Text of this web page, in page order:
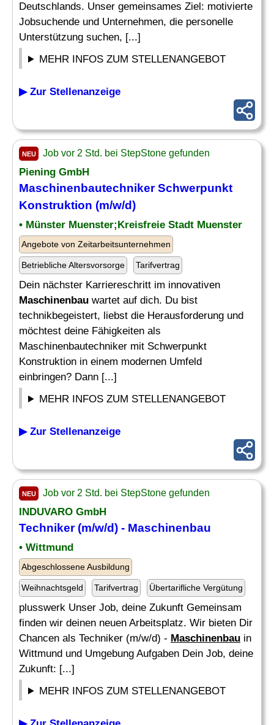
Deutschlands. Unser gemeinsames Ziel: motivierte
Jobsuchende und Unternehmen, die personelle
Unterstützung suchen, [...]
MEHR INFOS ZUM STELLENANGEBOT
▶ Zur Stellenanzeige
NEU Job vor 2 Std. bei StepStone gefunden
Piening GmbH
Maschinenbautechniker Schwerpunkt
Konstruktion (m/w/d)
• Münster Muenster;Kreisfreie Stadt Muenster
Angebote von Zeitarbeitsunternehmen
Betriebliche Altersvorsorge Tarifvertrag
Dein nächster Karriereschritt im innovativen
Maschinenbau wartet auf dich. Du bist
technikbegeistert, liebst die Herausforderung und
möchtest deine Fähigkeiten als
Maschinenbautechniker mit Schwerpunkt
Konstruktion in einem modernen Umfeld
einbringen? Dann [...]
MEHR INFOS ZUM STELLENANGEBOT
▶ Zur Stellenanzeige
NEU Job vor 2 Std. bei StepStone gefunden
INDUVARO GmbH
Techniker (m/w/d) - Maschinenbau
• Wittmund
Abgeschlossene Ausbildung
Weihnachtsgeld Tarifvertrag Übertarifliche Vergütung
plusswerk Unser Job, deine Zukunft Gemeinsam
finden wir deinen neuen Arbeitsplatz. Wir bieten Dir
Chancen als Techniker (m/w/d) - Maschinenbau in
Wittmund und Umgebung Aufgaben Dein Job, deine
Zukunft: [...]
MEHR INFOS ZUM STELLENANGEBOT